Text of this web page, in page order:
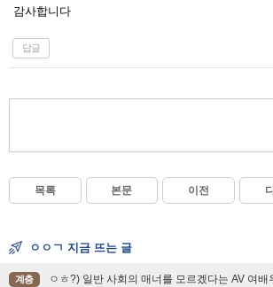
감사합니다
답글
목록 본문 이전
ㅇㅇㄱ 지금 뜨는 글
계층 ㅇㅎ?) 일반 사회의 매너를 모르겠다는 AV 여배